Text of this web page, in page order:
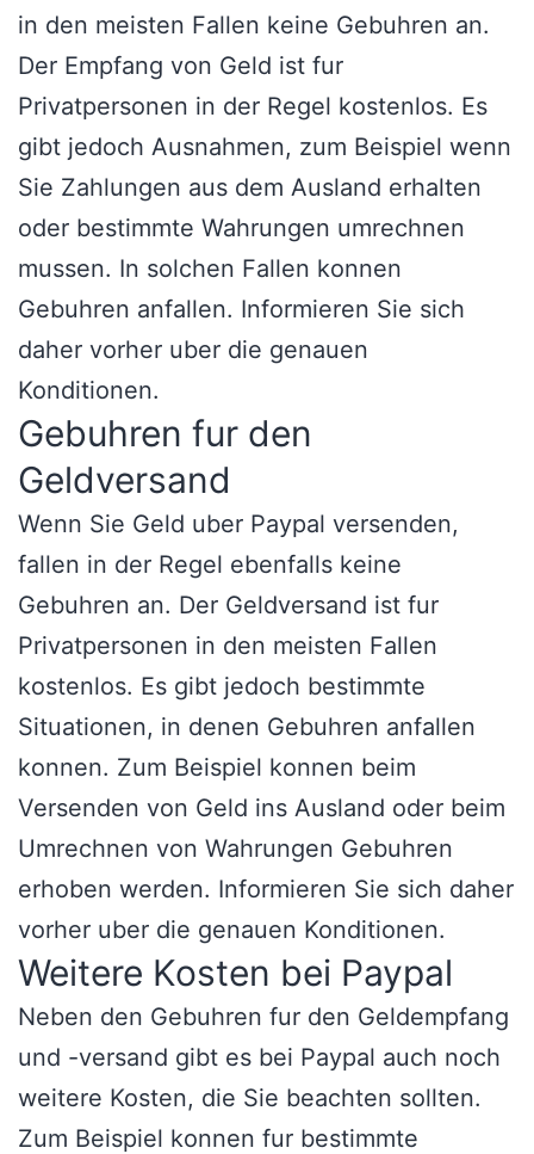
in den meisten Fallen keine Gebuhren an.
Der Empfang von Geld ist fur
Privatpersonen in der Regel kostenlos. Es
gibt jedoch Ausnahmen, zum Beispiel wenn
Sie Zahlungen aus dem Ausland erhalten
oder bestimmte Wahrungen umrechnen
mussen. In solchen Fallen konnen
Gebuhren anfallen. Informieren Sie sich
daher vorher uber die genauen
Konditionen.
Gebuhren fur den
Geldversand
Wenn Sie Geld uber Paypal versenden,
fallen in der Regel ebenfalls keine
Gebuhren an. Der Geldversand ist fur
Privatpersonen in den meisten Fallen
kostenlos. Es gibt jedoch bestimmte
Situationen, in denen Gebuhren anfallen
konnen. Zum Beispiel konnen beim
Versenden von Geld ins Ausland oder beim
Umrechnen von Wahrungen Gebuhren
erhoben werden. Informieren Sie sich daher
vorher uber die genauen Konditionen.
Weitere Kosten bei Paypal
Neben den Gebuhren fur den Geldempfang
und -versand gibt es bei Paypal auch noch
weitere Kosten, die Sie beachten sollten.
Zum Beispiel konnen fur bestimmte